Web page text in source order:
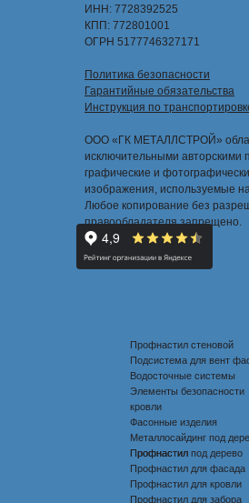
ИНН: 7728392525
КПП: 772801001
ОГРН 5177746327171
Политика безопасности
Гарантийные обязательства
Инструкция по
ООО «ГК МЕТАЛЛСТРОЙ»
исключительными авторскими
графические и
изображения, используемые
Любое копирование без
правообладателя запрещено.
Профнастил стеновой
Подсистема для вент
Водосточные системы
Элементы безопасности
кровли
Фасонные изделия
Металлосайдинг под
Профнастил под дерево
Профнастил
Профнастил для фасада
Профнастил для кровли
Профнастил для забора